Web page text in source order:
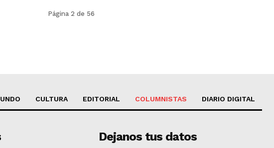
Página 2 de 56
CULTURA EDITORIAL COLUMNISTAS DIARIO DIGITAL
Dejanos tus datos